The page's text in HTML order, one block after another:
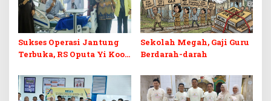
Sukses Operasi Jantung
Terbuka, RS Oputa Yi Koo
sebagai Pusat Jantung
Indonesia Timur
Sekolah Megah, Gaji Guru
Berdarah-darah